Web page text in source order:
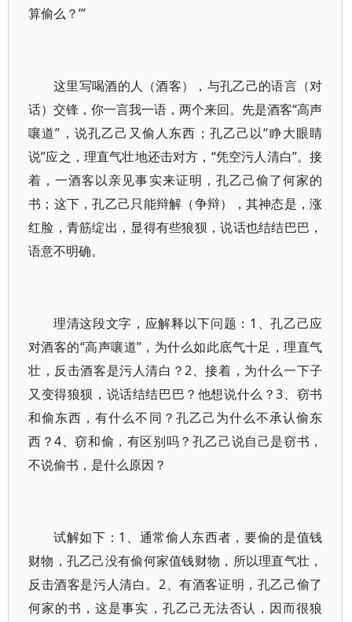
算偷么？’”
这里写喝酒的人（酒客），与孔乙己的语言（对
话）交锋，你一言我一语，两个来回。先是酒客“高声
嚷道”，说孔乙己又偷人东西；孔乙己以“睁大眼睛
说”应之，理直气壮地还击对方，“凭空污人清白”。接
着，一酒客以亲见事实来证明，孔乙己偷了何家的
书；这下，孔乙己只能辩解（争辩），其神态是，涨
红脸，青筋绽出，显得有些狼狈，说话也结结巴巴，
语意不明确。
理清这段文字，应解释以下问题：1、孔乙己应
对酒客的“高声嚷道”，为什么如此底气十足，理直气
壮，反击酒客是污人清白？2、接着，为什么一下子
又变得狼狈，说话结结巴巴？他想说什么？3、窃书
和偷东西，有什么不同？孔乙己为什么不承认偷东
西？4、窃和偷，有区别吗？孔乙己说自己是窃书，
不说偷书，是什么原因？
试解如下：1、通常偷人东西者，要偷的是值钱
财物，孔乙己没有偷何家值钱财物，所以理直气壮，
反击酒客是污人清白。2、有酒客证明，孔乙己偷了
何家的书，这是事实，孔乙己无法否认，因而很狼